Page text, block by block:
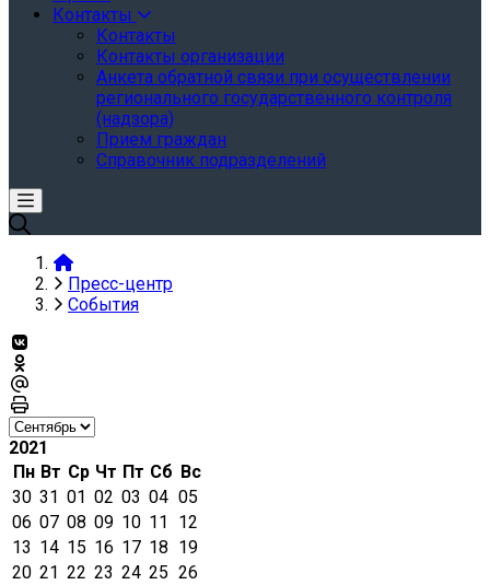
Контакты
Контакты
Контакты организации
Анкета обратной связи при осуществлении
регионального государственного контроля
(надзора)
Прием граждан
Справочник подразделений
Пресс-центр
События
2021
Пн Вт Ср Чт Пт Сб Вс
30 31 01 02 03 04 05
06 07 08 09 10 11
12
13 14 15 16 17 18 19
20 21 22 23 24 25 26